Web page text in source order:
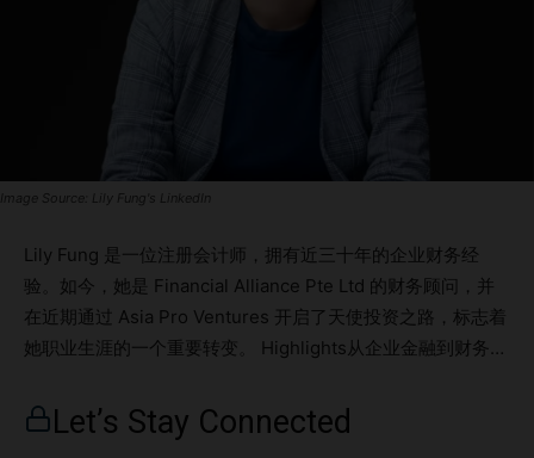
Image Source: Lily Fung's LinkedIn
Lily Fung 是一位注册会计师，拥有近三十年的企业财务经
验。如今，她是 Financial Alliance Pte Ltd 的财务顾问，并
在近期通过 Asia Pro Ventures 开启了天使投资之路，标志着
她职业生涯的一个重要转变。 Highlights从企业金融到财务咨
合作成功与失败的经验教训 从企业金融到财务咨询 Lily Fung
最初在多家跨国公司从事企业金融工作。两年前，她转向了财
Let’s Stay Connected